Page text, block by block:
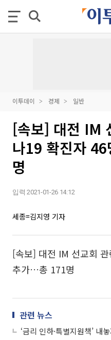
이투데이 경제 일반
[속보] 대전 IM
나19 확진자
명
입력 2021-01-26 14:12
세종=김지영 기자
[속보] 대전 IM 선교회
추가…총 171명
관련 뉴스